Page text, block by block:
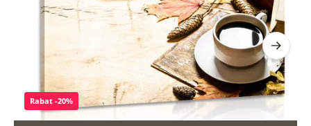
Rabat -20%